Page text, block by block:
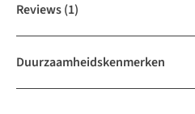
Reviews(1)
Duurzaamheidskenmerken